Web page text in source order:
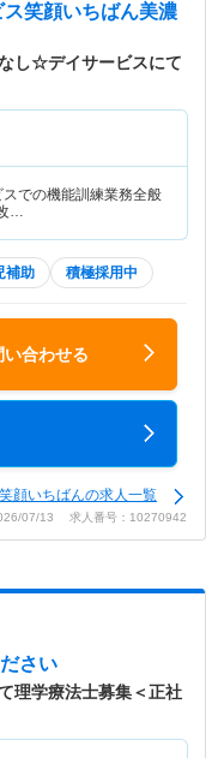
笑顔いちばん美濃
し☆デイサービスにて
での機能訓練業務全般
…
補助 積極採用中
合わせる
顔いちばんの求人一覧
07/13 求人番号：10270942
さい
理学療法士募集＜正社